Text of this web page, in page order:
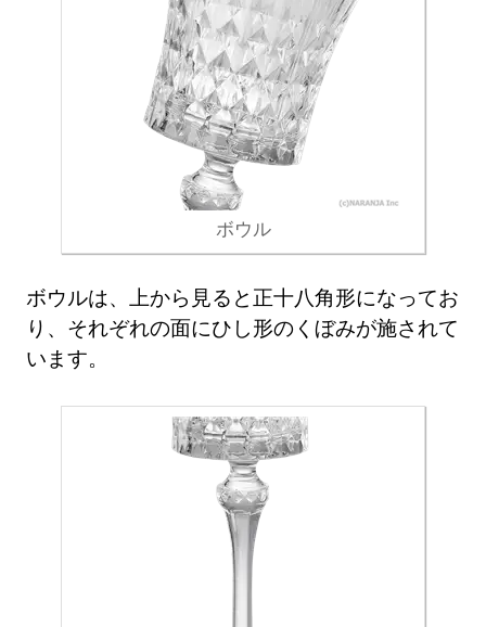
ボウル
ボウルは、上から見ると正十八角形になってお
り、それぞれの面にひし形のくぼみが施されて
います。